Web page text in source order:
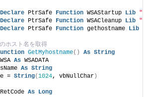
Declare PtrSafe Function WSAStartup Lib
Declare PtrSafe Function WSACleanup Lib
Declare PtrSafe Function gethostname Lib
ホスト名を取得
GetMyhostname() As String
WSA As WSADATA
sName As String
=
String(1024, vbNullChar)
RetCode As Long